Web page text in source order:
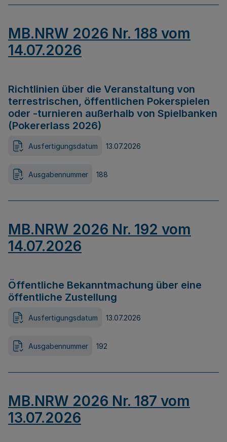
MB.NRW 2026 Nr. 188 vom
14.07.2026
Richtlinien über die Veranstaltung von
terrestrischen, öffentlichen Pokerspielen
oder -turnieren außerhalb von Spielbanken
(Pokererlass 2026)
Ausfertigungsdatum 13.07.2026
Ausgabennummer 188
MB.NRW 2026 Nr. 192 vom
14.07.2026
Öffentliche Bekanntmachung über eine
öffentliche Zustellung
Ausfertigungsdatum 13.07.2026
Ausgabennummer 192
MB.NRW 2026 Nr. 187 vom
13.07.2026